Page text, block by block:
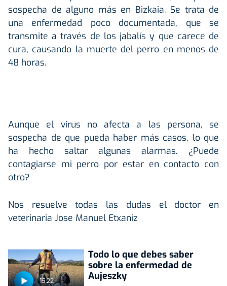
sospecha de alguno más en Bizkaia. Se trata de
una enfermedad poco documentada, que se
transmite a través de los jabalís y que carece de
cura, causando la muerte del perro en menos de
48 horas.
Aunque el virus no afecta a las persona, se
sospecha de que pueda haber más casos, lo que
ha hecho saltar algunas alarmas. ¿Puede
contagiarse mi perro por estar en contacto con
otro?
Nos resuelve todas las dudas el doctor en
veterinaria Jose Manuel Etxaniz
15:22
Todo lo que debes saber
sobre la enfermedad de
Aujeszky